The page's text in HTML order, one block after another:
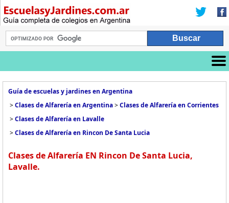
Guía de escuelas y jardines en Argentina
>Clases de Alfarería en Argentina>Clases de Alfarería en Corrientes
>Clases de Alfarería en Lavalle
>Clases de Alfarería en Rincon De Santa Lucia
Clases de Alfarería EN Rincon De Santa Lucia,
Lavalle.